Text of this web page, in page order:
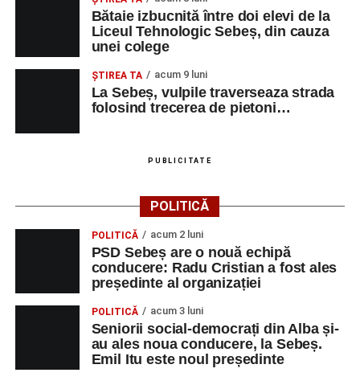
Bătaie izbucnită între doi elevi de la
Liceul Tehnologic Sebeș, din cauza
unei colege
ŞTIREA TA acum 9 luni
La Sebeș, vulpile traverseaza strada
folosind trecerea de pietoni…
PUBLICITATE
POLITICĂ
POLITICĂ acum 2 luni
PSD Sebeș are o nouă echipă
conducere: Radu Cristian a fost ales
președinte al organizației
POLITICĂ acum 3 luni
Seniorii social-democrați din Alba și-
au ales noua conducere, la Sebeș.
Emil Itu este noul președinte